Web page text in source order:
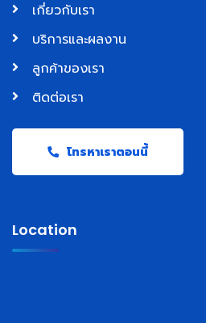
เกี่ยวกับเรา
บริการและผลงาน
ลูกค้าของเรา
ติดต่อเรา
โทรหาเราตอนนี้
Location